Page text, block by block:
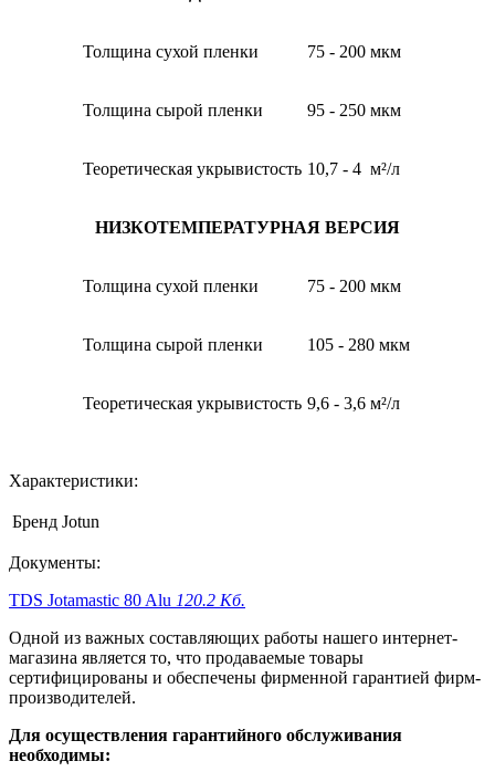
Толщина сухой пленки 75 - 200 мкм
Толщина сырой пленки 95 - 250 мкм
Теоретическая укрывистость 10,7 - 4 м²/л
НИЗКОТЕМПЕРАТУРНАЯ ВЕРСИЯ
Толщина сухой пленки 75 - 200 мкм
Толщина сырой пленки 105 - 280 мкм
Теоретическая укрывистость 9,6 - 3,6 м²/л
Характеристики:
Бренд Jotun
Документы:
TDS Jotamastic 80 Alu 120.2 Кб.
Одной из важных составляющих работы нашего интернет-
магазина является то, что продаваемые товары
сертифицированы и обеспечены фирменной гарантией фирм-
производителей.
Для осуществления гарантийного обслуживания
необходимы: